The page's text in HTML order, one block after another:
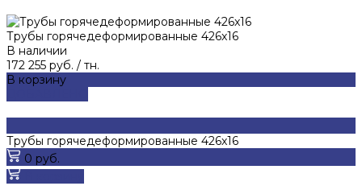
Трубы горячедеформированные 426x16
В наличии
172 255 руб. / тн.
В корзину
Трубы горячедеформированные 426x16
0 руб.